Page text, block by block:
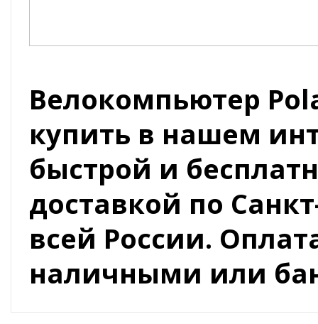
Велокомпьютер
купить в нашем
быстрой и
доставкой по
всей России.
наличными или